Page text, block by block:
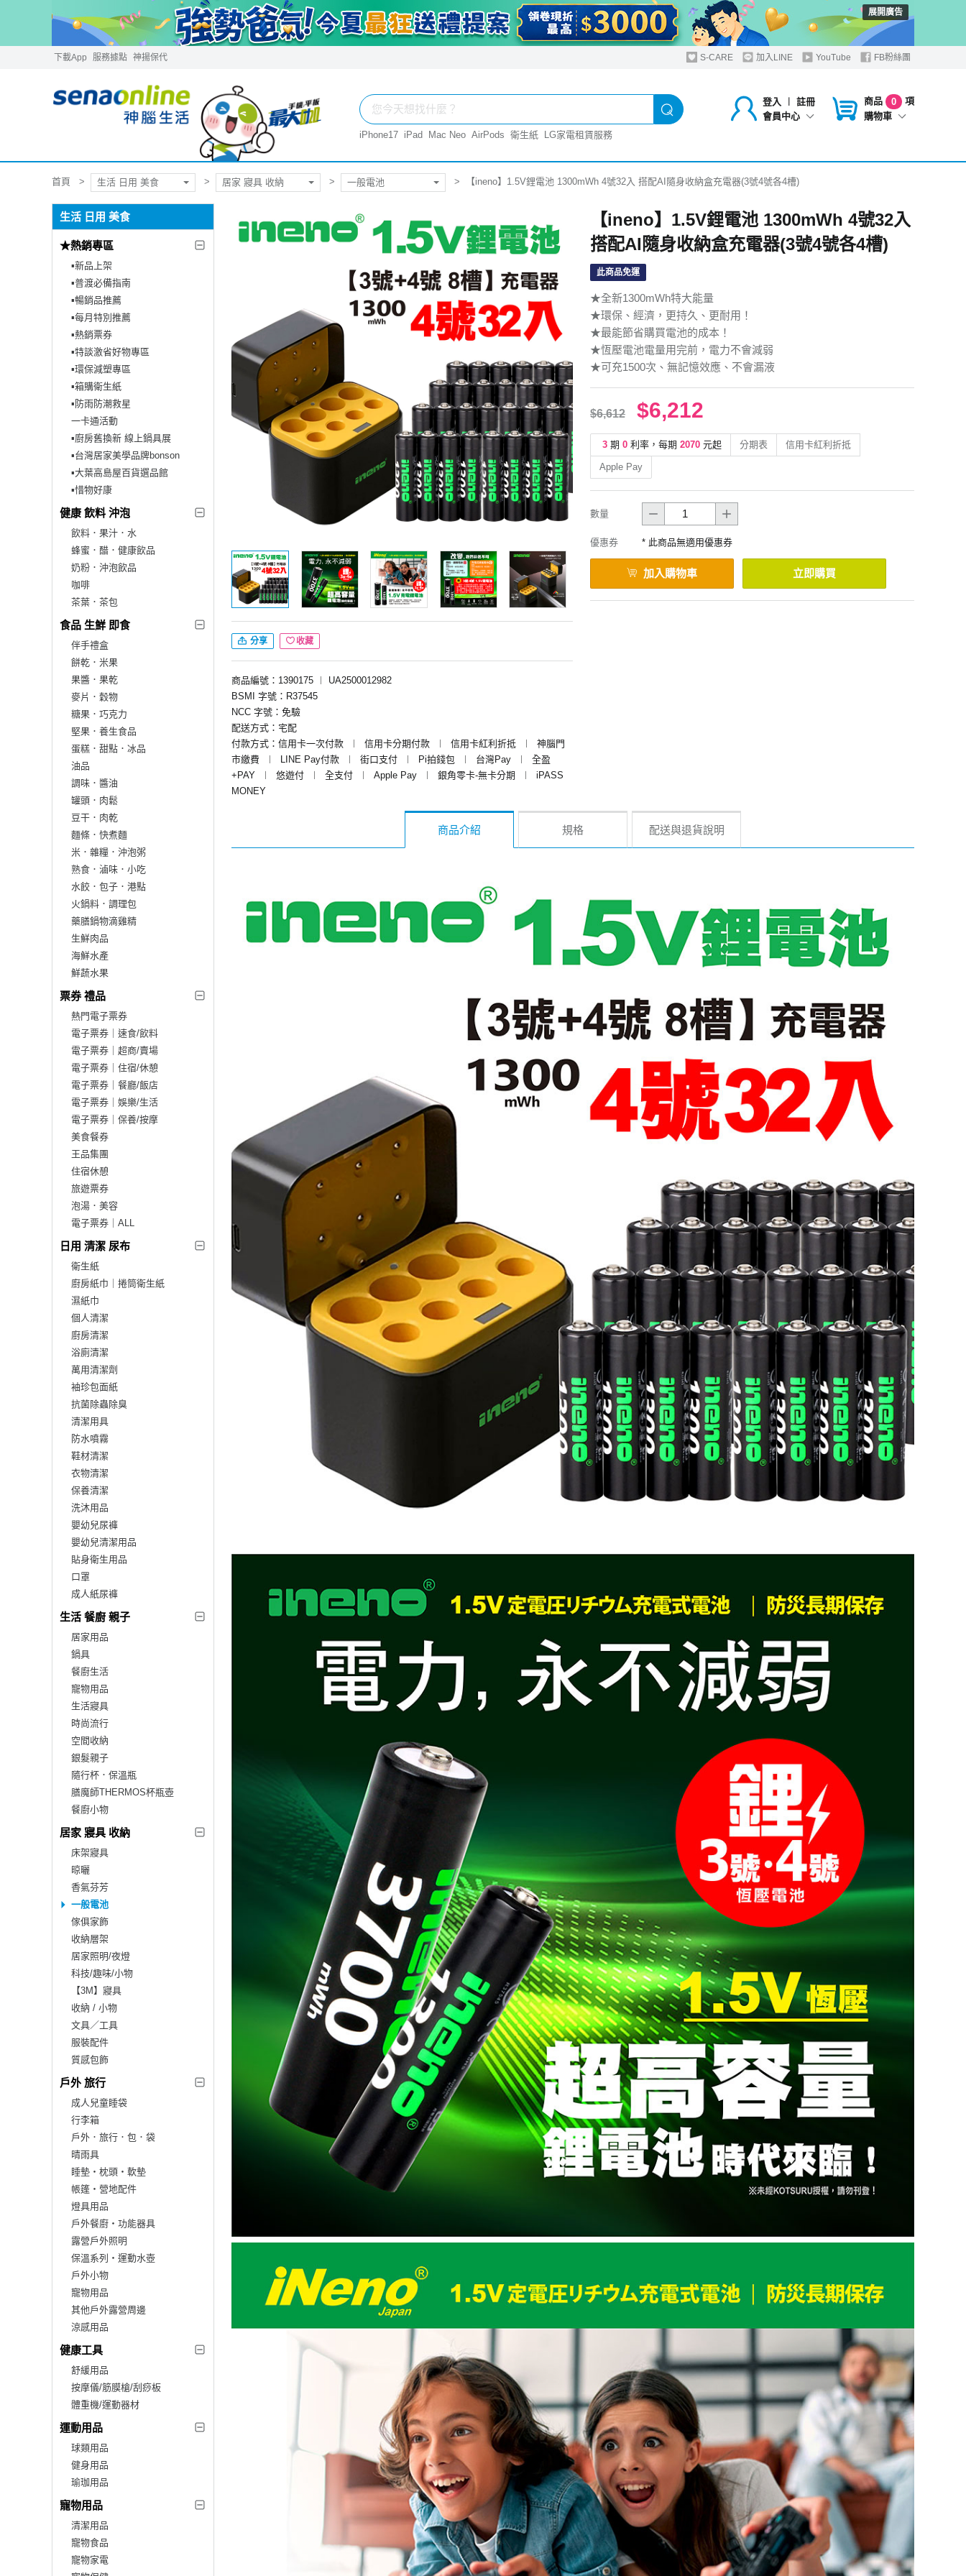
展開廣告
下載App 服務據點 神揚保代 S-CARE 加入LINE YouTube FB粉絲團
登入 ︱
註冊
會員中心
商品 0
項
購物車
iPhone17 iPad Mac Neo AirPods 衛生紙 LG家電租賃服務
首頁 生活 日用 美食 居家 寢具 收納 一般電池 【ineno】1.5V鋰電池 1300mWh 4號32入 搭配AI隨身收納盒充電器(3號4號各4槽)
生活 日用 美食
★熱銷專區
▪︎新品上架
▪︎普渡必備指南
▪︎暢銷品推薦
▪︎每月特別推薦
▪︎熱銷票券
▪︎特談激省好物專區
▪︎環保減塑專區
▪︎箱購衛生紙
▪︎防雨防潮救星
一卡通活動
▪︎廚房舊換新 線上鍋具展
▪︎台灣居家美學品牌bonson
▪︎大葉高島屋百貨選品館
▪︎惜物好康
健康 飲料 沖泡
飲料．果汁．水
蜂蜜．醋．健康飲品
奶粉．沖泡飲品
咖啡
茶葉．茶包
食品 生鮮 即食
伴手禮盒
餅乾．米果
果醬．果乾
麥片．穀物
糖果．巧克力
堅果．養生食品
蛋糕．甜點．冰品
油品
調味．醬油
罐頭．肉鬆
豆干．肉乾
麵條．快煮麵
米．雜糧．沖泡粥
熟食．滷味．小吃
水餃．包子．港點
火鍋料．調理包
藥膳鍋物滴雞精
生鮮肉品
海鮮水產
鮮蔬水果
票券 禮品
熱門電子票券
電子票券｜速食/飲料
電子票券｜超商/賣場
電子票券｜住宿/休憩
電子票券｜餐廳/飯店
電子票券｜娛樂/生活
電子票券｜保養/按摩
美食餐券
王品集團
住宿休憩
旅遊票券
泡湯．美容
電子票券｜ALL
日用 清潔 尿布
衛生紙
廚房紙巾｜捲筒衛生紙
濕紙巾
個人清潔
廚房清潔
浴廁清潔
萬用清潔劑
袖珍包面紙
抗菌除蟲除臭
清潔用具
防水噴霧
鞋材清潔
衣物清潔
保養清潔
洗沐用品
嬰幼兒尿褲
嬰幼兒清潔用品
貼身衛生用品
口罩
成人紙尿褲
生活 餐廚 親子
居家用品
鍋具
餐廚生活
寵物用品
生活寢具
時尚流行
空間收納
銀髮親子
隨行杯．保溫瓶
膳魔師THERMOS杯瓶壺
餐廚小物
居家 寢具 收納
床架寢具
晾曬
香氣芬芳
一般電池
傢俱家飾
收納層架
居家照明/夜燈
科技/趣味/小物
【3M】寢具
收納 / 小物
文具／工具
服裝配件
質感包飾
戶外 旅行
成人兒童睡袋
行李箱
戶外．旅行．包．袋
晴雨具
睡墊‧枕頭‧軟墊
帳篷‧營地配件
燈具用品
戶外餐廚‧功能器具
露營戶外照明
保溫系列‧運動水壺
戶外小物
寵物用品
其他戶外露營周邊
涼感用品
健康工具
舒緩用品
按摩儀/筋膜槍/刮痧板
體重機/運動器材
運動用品
球類用品
健身用品
瑜珈用品
寵物用品
清潔用品
寵物食品
寵物家電
分享 收藏
商品編號：1390175 ︱
UA2500012982
BSMI 字號：R37545
NCC 字號：免驗
配送方式：宅配
付款方式：信用卡一次付款
︱ 信用卡分期付款 ︱ 信用卡紅利折抵 ︱
神腦門
市繳費
︱ LINE Pay付款 ︱ 街口支付 ︱ Pi拍錢包 ︱ 台灣Pay ︱
全盈
+PAY
︱ 悠遊付 ︱ 全支付 ︱ Apple Pay ︱ 銀角零卡-無卡分期 ︱
iPASS
MONEY
【ineno】1.5V鋰電池 1300mWh 4號32入
搭配AI隨身收納盒充電器(3號4號各4槽)
此商品免運
★全新1300mWh特大能量
★環保、經濟，更持久、更耐用！
★最能節省購買電池的成本！
★恆壓電池電量用完前，電力不會減弱
★可充1500次、無記憶效應、不會漏液
$6,612 $6,212
3 期 0 利率，每期 2070 元起 分期表 信用卡紅利折抵
Apple Pay
數量
優惠券 * 此商品無適用優惠券
加入購物車 立即購買
商品介紹 規格 配送與退貨說明